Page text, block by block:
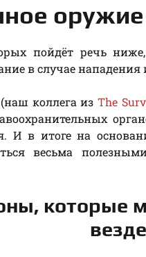
пойдёт речь
в случае нападения
(наш коллега изThe
И в итоге на
весьма
которые
везде